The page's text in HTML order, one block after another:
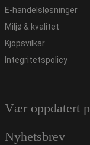
E-handelsløsninger
Miljø & kvalitet
Kjopsvilkar
Integritetspolicy
Vær oppdatert
Nyhetsbrev